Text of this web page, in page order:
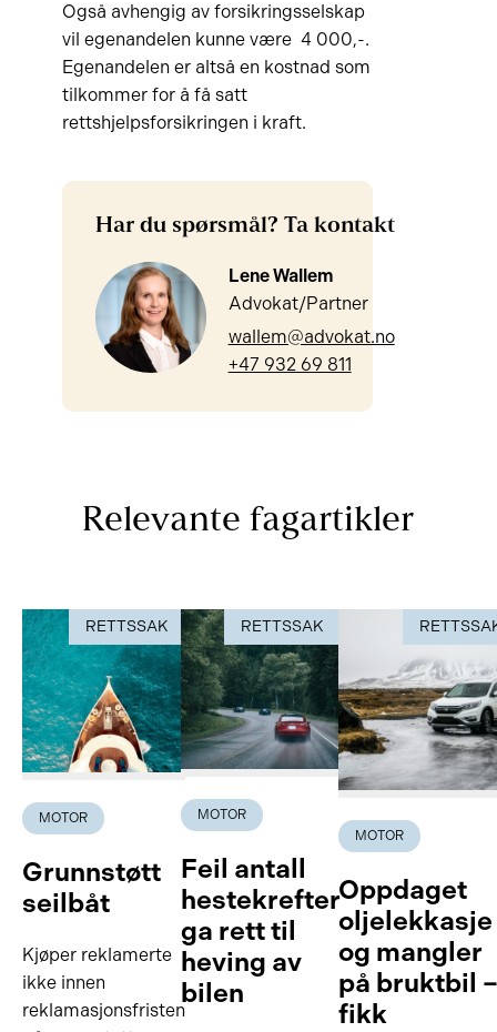
Også avhengig av forsikringsselskap
vil egenandelen kunne være 4 000,-.
Egenandelen er altså en kostnad som
tilkommer for å få satt
rettshjelpsforsikringen i kraft.
Har du spørsmål? Ta kontakt
Lene Wallem
Advokat/Partner
wallem@advokat.no
+47 932 69 811
Relevante fagartikler
RETTSSAK
MOTOR
Grunnstøtt
seilbåt
Kjøper reklamerte
ikke innen
reklamasjonsfristen
RETTSSAK
MOTOR
Feil antall
hestekrefter
ga rett til
heving av
bilen
MOTOR
Oppdaget
oljelekkasje
og mangler
på bruktbil
fikk